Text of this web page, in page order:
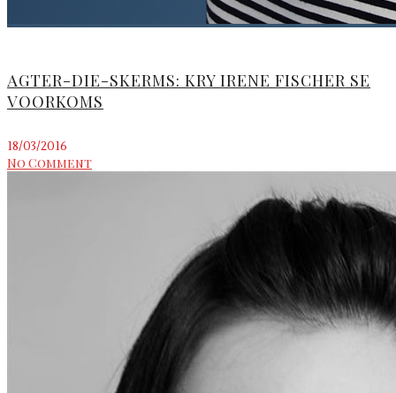
AGTER-DIE-SKERMS: KRY IRENE FISCHER SE
VOORKOMS
18/03/2016
No Comment